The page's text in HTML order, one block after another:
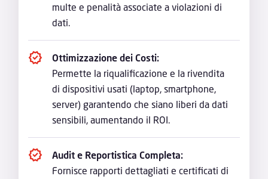
multe e penalità associate a violazioni di
dati.
Ottimizzazione dei Costi:
Permette la riqualificazione e la rivendita
di dispositivi usati (laptop, smartphone,
server) garantendo che siano liberi da dati
sensibili, aumentando il ROI.
Audit e Reportistica Completa:
Fornisce rapporti dettagliati e certificati di